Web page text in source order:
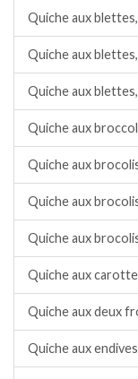
Quiche aux
Quiche aux
Quiche aux
Quiche aux
Quiche aux
Quiche aux
Quiche aux
Quiche aux
Quiche aux deux
Quiche aux